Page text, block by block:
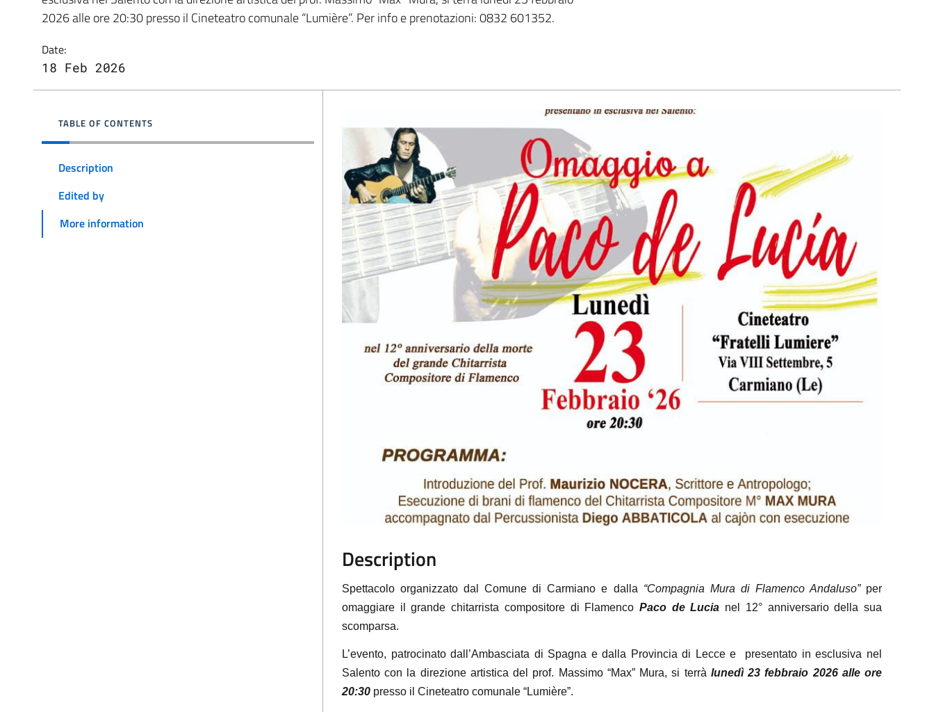
2026 alle ore 20:30 presso il Cineteatro comunale “Lumière”. Per info e prenotazioni: 0832 601352.
Date:
18 Feb 2026
TABLE OF CONTENTS
Description
Edited by
More information
Description
Spettacolo organizzato dal Comune di Carmiano e dalla “Compagnia Mura di Flamenco Andaluso”per
omaggiare il grande chitarrista compositore di Flamenco Paco de Lucia nel 12° anniversario della sua
scomparsa.
L’evento, patrocinato dall’Ambasciata di Spagna e dalla Provincia di Lecce e presentato in esclusiva nel
Salento con la direzione artistica del prof. Massimo “Max” Mura, si terrà lunedì 23 febbraio 2026 alle ore
20:30 presso il Cineteatro comunale “Lumière”.